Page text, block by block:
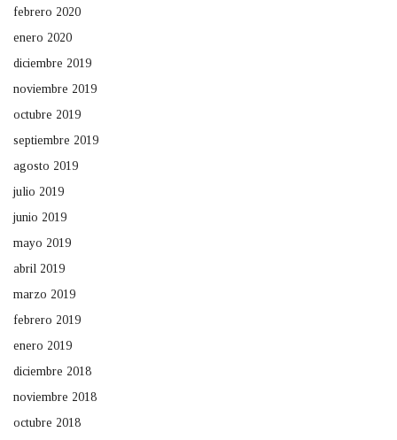
febrero 2020
enero 2020
diciembre 2019
noviembre 2019
octubre 2019
septiembre 2019
agosto 2019
julio 2019
junio 2019
mayo 2019
abril 2019
marzo 2019
febrero 2019
enero 2019
diciembre 2018
noviembre 2018
octubre 2018